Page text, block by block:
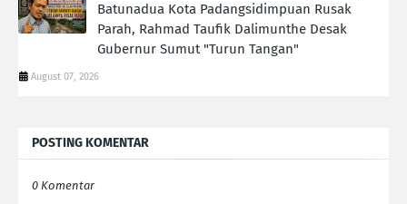
Batunadua Kota Padangsidimpuan Rusak
Parah, Rahmad Taufik Dalimunthe Desak
Gubernur Sumut "Turun Tangan"
August 07, 2026
POSTING KOMENTAR
0 Komentar